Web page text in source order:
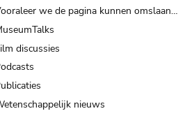
we de pagina kunnen omslaan…
discussies
nieuws